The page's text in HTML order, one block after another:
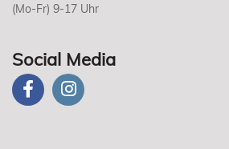
(Mo-Fr) 9-17 Uhr
Social Media